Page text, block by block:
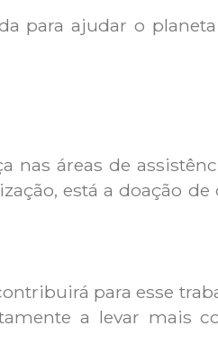
para ajudar o
nas áreas de
está a doação de
para esse
a levar mais